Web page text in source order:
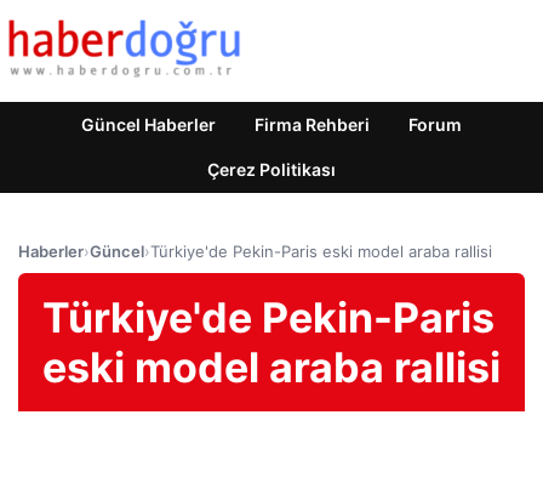
Güncel Haberler Firma Rehberi Forum
Çerez Politikası
Haberler›Güncel›Türkiye'de Pekin-Paris eski model araba rallisi
Türkiye'de Pekin-Paris
eski model araba rallisi